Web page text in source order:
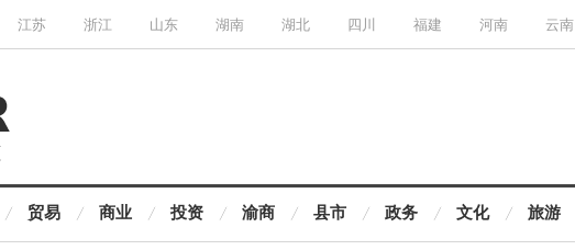
江苏 浙江 山东 湖南 湖北 四川 福建 河南 云南
贸易 商业 投资 渝商 县市 政务 文化 旅游